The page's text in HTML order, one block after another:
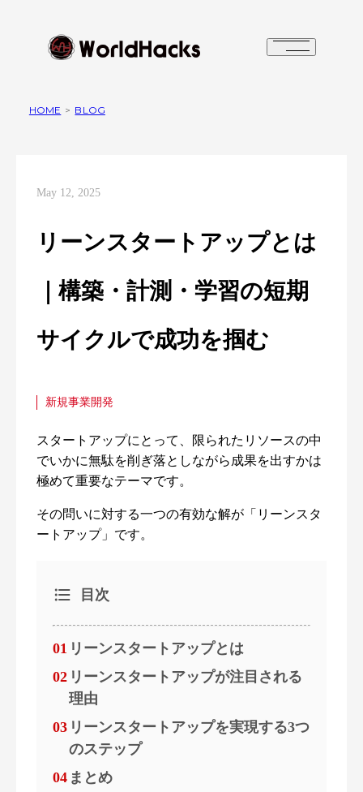
HOME > BLOG
May 12, 2025
リーンスタートアップとは
｜構築・計測・学習の短期
サイクルで成功を掴む
新規事業開発
スタートアップにとって、限られたリソースの中
でいかに無駄を削ぎ落としながら成果を出すかは
極めて重要なテーマです。
その問いに対する一つの有効な解が「リーンスタ
ートアップ」です。
目次
01 リーンスタートアップとは
02 リーンスタートアップが注目される
理由
03 リーンスタートアップを実現する3つ
のステップ
04 まとめ